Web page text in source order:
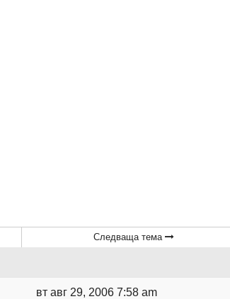
Следваща тема
вт авг 29, 2006 7:58 am